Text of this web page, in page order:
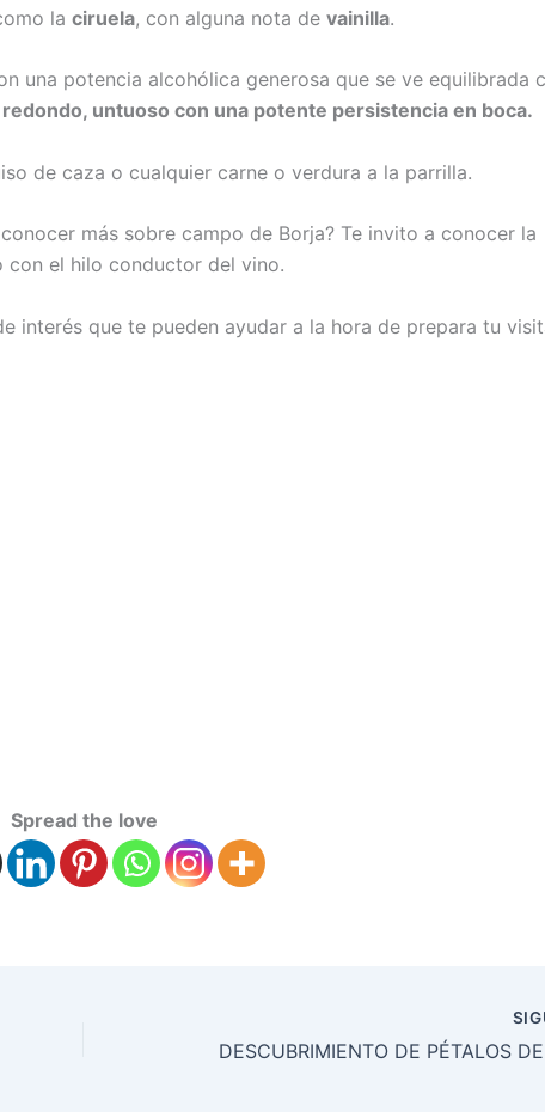
la ciruela, con alguna nota de vainilla.
una potencia alcohólica generosa que se ve equilibrada
untuoso con una potente persistencia en boca.
de caza o cualquier carne o verdura a la parrilla.
más sobre campo de Borja? Te invito a conocer la
con el hilo conductor del vino.
interés que te pueden ayudar a la hora de prepara tu
Spread the love
DESCUBRIMIENTO DE PÉTALOS